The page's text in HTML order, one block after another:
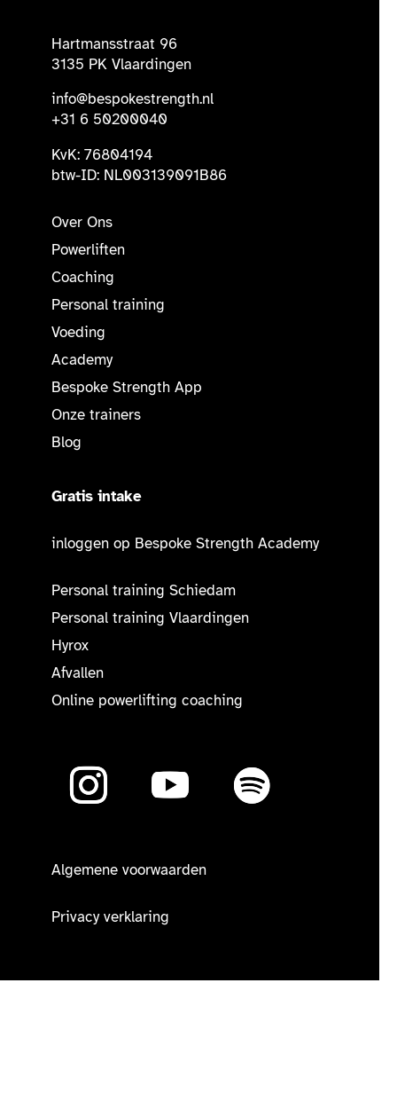
Hartmansstraat 96
3135 PK Vlaardingen
info@bespokestrength.nl
+31 6 50200040
KvK: 76804194
btw-ID: NL003139091B86
Over Ons
Powerliften
Coaching
Personal training
Voeding
Academy
Bespoke Strength App
Onze trainers
Blog
Gratis intake
inloggen op Bespoke Strength Academy
Personal training Schiedam
Personal training Vlaardingen
Hyrox
Afvallen
Online powerlifting coaching
Algemene voorwaarden
Privacy verklaring